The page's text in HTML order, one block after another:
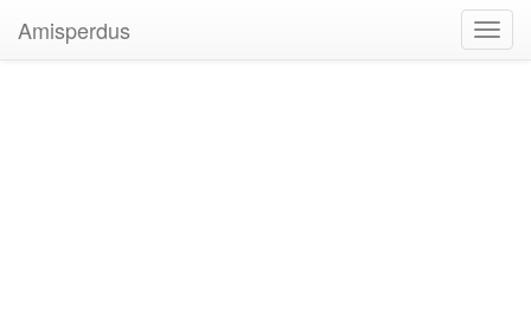
Amisperdus